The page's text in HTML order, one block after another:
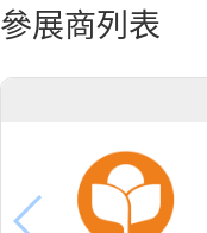
參展商列表